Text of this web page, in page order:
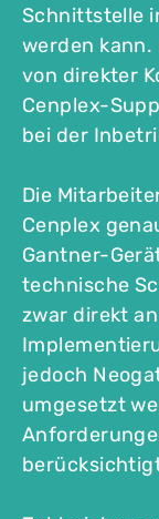
Schnittstelle
werden
von direkter
Cenplex-
bei der
Die
Cenplex
Gantner-
technische
zwar direkt
jedoch
umgesetzt